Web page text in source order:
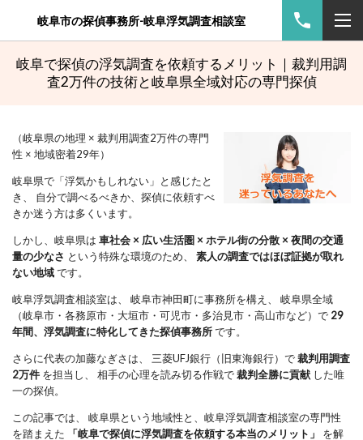
岐阜市の探偵事務所-岐阜浮気調査相談室
岐阜で探偵の浮気調査を依頼するメリット｜裁判用調
査2万件の技術と岐阜県全域対応の専門探偵
（岐阜県の地理 × 裁判用調査2万件の専門
性 × 地域密着29年）
岐阜県で「浮気かもしれない」と感じたと
き、 自分で調べるべきか、探偵に依頼すべ
きか迷う方は多くいます。
しかし、岐阜県は 車社会 × 広い生活圏 × ホテル街の分散 × 夜間の交通
量の少なさ という特殊な環境のため、 素人の調査ではほぼ証拠が取れ
ない地域 です。
岐阜浮気調査相談室は、 岐阜市神田町に事務所を構え、 岐阜県全域
（岐阜市・各務原市・大垣市・可児市・多治見市・高山市など）で 29
年間、浮気調査に特化してきた探偵事務所 です。
さらに代表の加藤なぎさは、 三菱UFJ銀行（旧東海銀行）で 裁判用調査
2万件 を担当し、 相手の心理を読み切る作戦で 裁判全勝に貢献 した唯
一の探偵。
この記事では、 岐阜県という地域性と、岐阜浮気調査相談室の専門性
を踏まえた
「岐阜で探偵に浮気調査を依頼する本当のメリット」
を解